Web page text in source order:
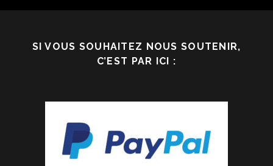
SI VOUS SOUHAITEZ NOUS SOUTENIR,
C’EST PAR ICI :